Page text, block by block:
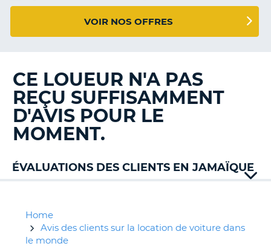
VOIR NOS OFFRES
CE LOUEUR N'A PAS
REÇU SUFFISAMMENT
D'AVIS POUR LE
MOMENT.
ÉVALUATIONS DES CLIENTS EN JAMAÏQUE
Car
Rentals
Home
Avis des clients sur la location de voiture dans
le monde